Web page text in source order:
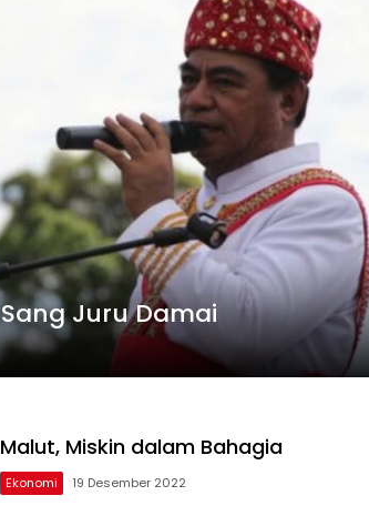
Selamat Jalan Sang Juru Damai
Malut, Miskin dalam Bahagia
Ekonomi 19 Desember 2022